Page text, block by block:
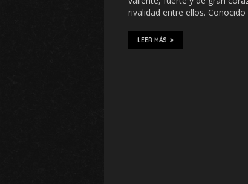
rivalidad entre ellos.
LEER MÁS